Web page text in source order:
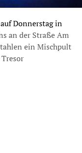
Donnerstag in
an der Straße Am
ein Mischpult